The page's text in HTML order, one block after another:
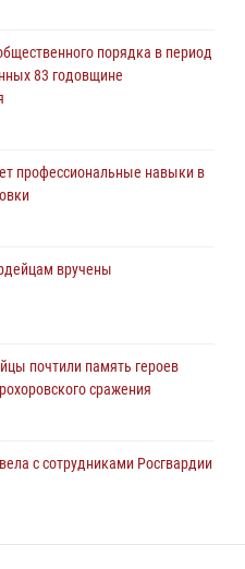
десантных войск
моторизованные части
в результате атаки
порядка в период
83 годовщине
профессиональные навыки в
вручены
почтили память героев
сражения
с сотрудниками Росгвардии